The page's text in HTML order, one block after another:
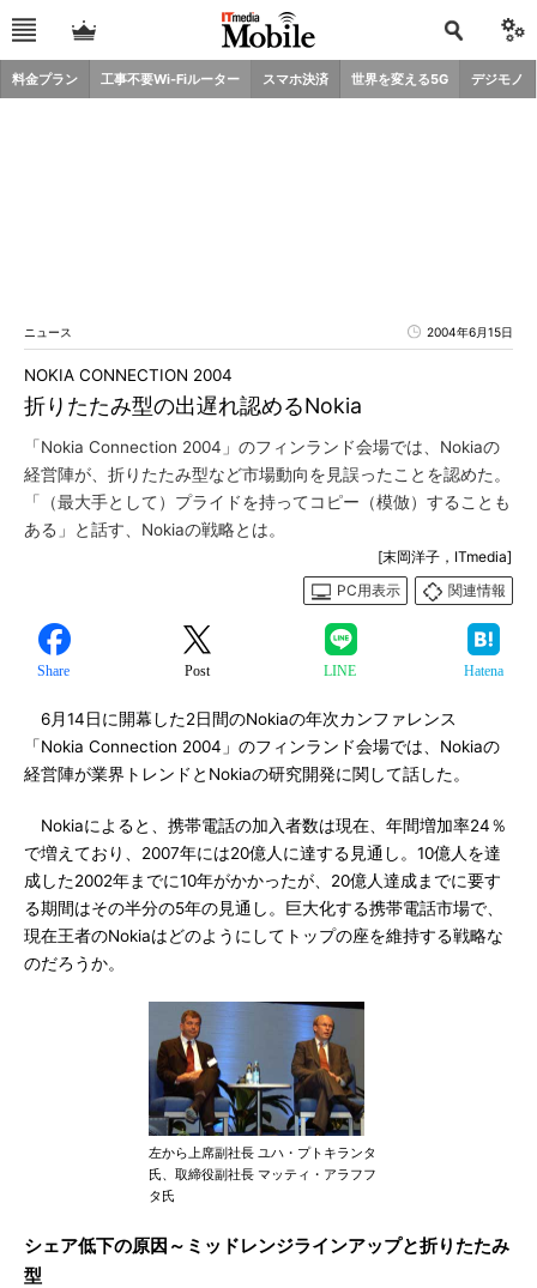
料金プラン 工事不要Wi-Fiルーター スマホ決済 世界を変える5G デジモノ
ニュース 2004年6月15日
折りたたみ型の出遅れ認めるNokia
NOKIA CONNECTION 2004
「Nokia Connection 2004」のフィンランド会場では、Nokiaの
経営陣が、折りたたみ型など市場動向を見誤ったことを認めた。
「（最大手として）プライドを持ってコピー（模倣）することも
ある」と話す、Nokiaの戦略とは。
[末岡洋子，ITmedia]
PC用表示
関連情報
Share Post LINE Hatena
6月14日に開幕した2日間のNokiaの年次カンファレンス
「Nokia Connection 2004」のフィンランド会場では、Nokiaの
経営陣が業界トレンドとNokiaの研究開発に関して話した。
Nokiaによると、携帯電話の加入者数は現在、年間増加率24％
で増えており、2007年には20億人に達する見通し。10億人を達
成した2002年までに10年がかかったが、20億人達成までに要す
る期間はその半分の5年の見通し。巨大化する携帯電話市場で、
現在王者のNokiaはどのようにしてトップの座を維持する戦略な
のだろうか。
左から上席副社長 ユハ・プトキランタ
氏、取締役副社長 マッティ・アラフフ
タ氏
シェア低下の原因～ミッドレンジラインアップと折りたたみ
型